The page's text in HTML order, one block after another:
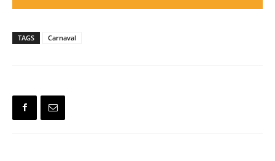
TAGS Carnaval